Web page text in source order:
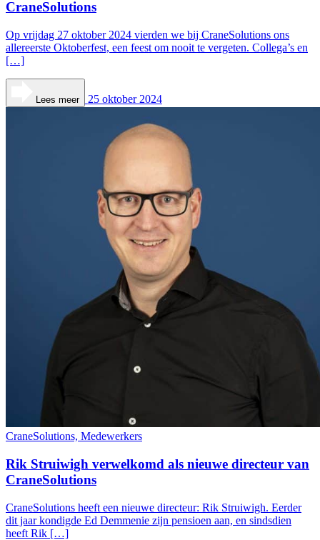
CraneSolutions
Op vrijdag 27 oktober 2024 vierden we bij CraneSolutions ons
allereerste Oktoberfest, een feest om nooit te vergeten. Collega’s en
[…]
Lees meer 25 oktober 2024
CraneSolutions, Medewerkers
Rik Struiwigh verwelkomd als nieuwe directeur van
CraneSolutions
CraneSolutions heeft een nieuwe directeur: Rik Struiwigh. Eerder
dit jaar kondigde Ed Demmenie zijn pensioen aan, en sindsdien
heeft Rik […]